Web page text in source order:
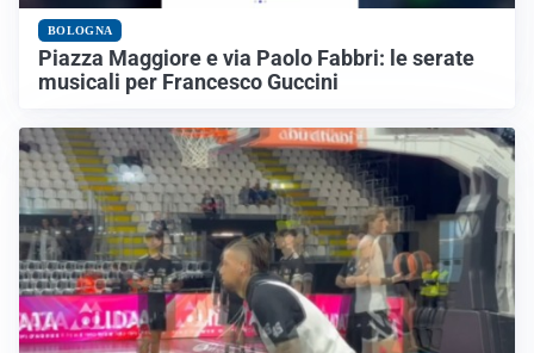
BOLOGNA
Piazza Maggiore e via Paolo Fabbri: le serate
musicali per Francesco Guccini